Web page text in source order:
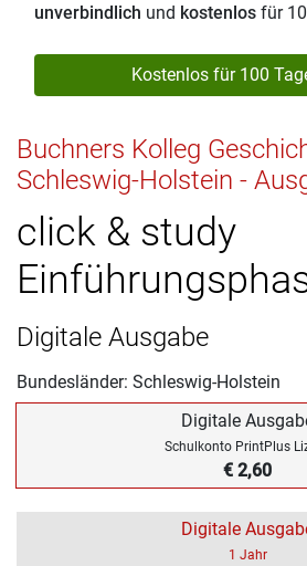
unverbindlich und kostenlos für
Kostenlos für 100
Buchners Kolleg
Schleswig-Holstein -
click & study
Digitale Ausgabe
Bundesländer: Schleswig-Holstein
Digitale
Schulkonto PrintPlus
€ 2,60
Digitale
1 Jahr